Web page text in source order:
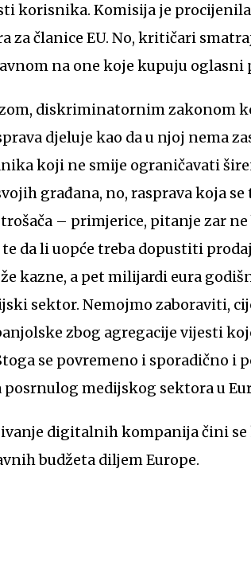
korisnika. Komisija je
članice EU. No, kritičari
na one koje kupuju oglasni
diskriminatornim zakonom
djeluje kao da u njoj nema
koji ne smije ograničavati
građana, no, rasprava koja se
– primjerice, pitanje zar ne
da li uopće treba dopustiti
kazne, a pet milijardi eura
sektor. Nemojmo zaboraviti,
zbog agregacije vijesti
se povremeno i sporadično i
medijskog sektora u
digitalnih kompanija čini se
budžeta diljem Europe.